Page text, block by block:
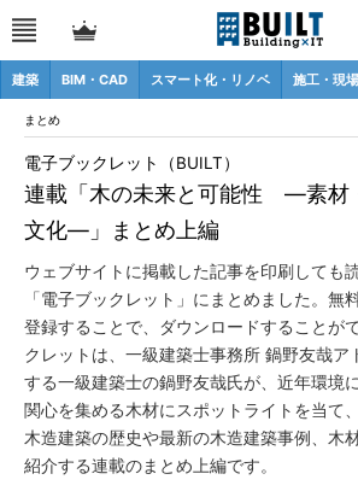
建築 BIM・CAD スマート化・リノベ 施工・現
まとめ
連載「木の未来と可能性 ―素材
文化―」まとめ上編
電子ブックレット（BUILT）
ウェブサイトに掲載した記事を印刷しても
「電子ブックレット」にまとめました。無
登録することで、ダウンロードすることが
クレットは、一級建築士事務所 鍋野友哉ア
する一級建築士の鍋野友哉氏が、近年環境
関心を集める木材にスポットライトを当て
木造建築の歴史や最新の木造建築事例、木
紹介する連載のまとめ上編です。